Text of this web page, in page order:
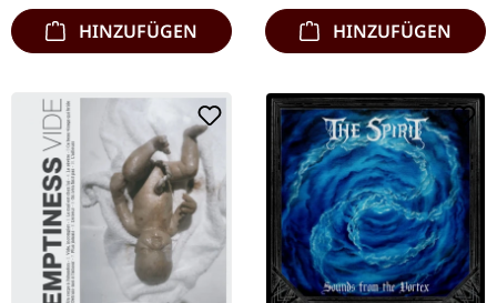
HINZUFÜGEN HINZUFÜGEN